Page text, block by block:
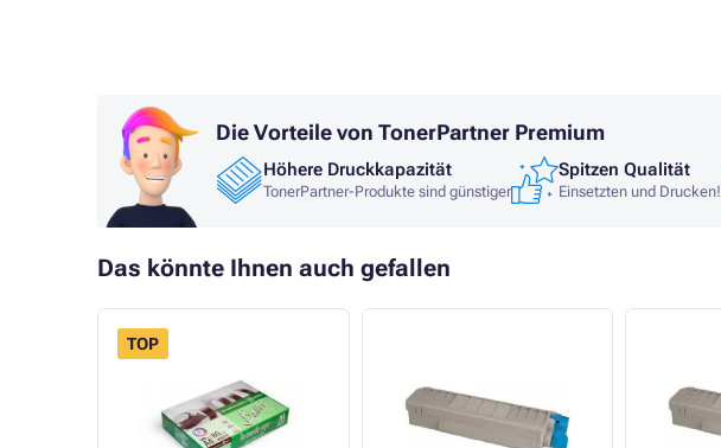
Die Vorteile von TonerPartner Premium
Höhere Druckkapazität
TonerPartner-Produkte sind günstiger
Spitzen Qualität
Einsetzten und Drucken!
Das könnte Ihnen auch gefallen
TOP